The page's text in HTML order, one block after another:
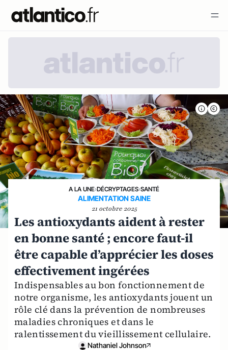
A LA UNE›DÉCRYPTAGES›SANTÉ
ALIMENTATION SAINE
21 octobre 2025
Les antioxydants aident à rester
en bonne santé ; encore faut-il
être capable d’apprécier les doses
effectivement ingérées
Indispensables au bon fonctionnement de
notre organisme, les antioxydants jouent un
rôle clé dans la prévention de nombreuses
maladies chroniques et dans le
ralentissement du vieillissement cellulaire.
Nathaniel Johnson